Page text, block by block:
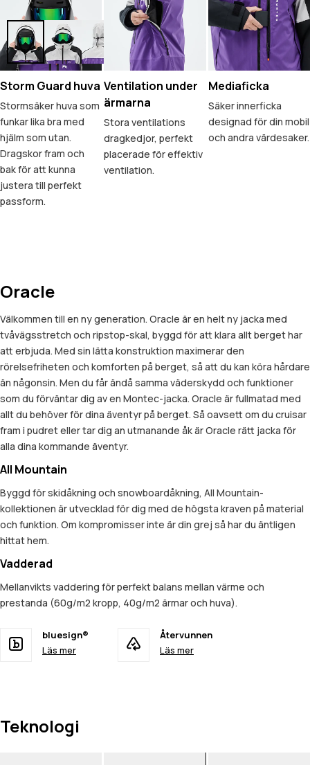
Storm Guard huva
Stormsäker huva som
funkar lika bra med
hjälm som utan.
Dragskor fram och
bak för att kunna
justera till perfekt
passform.
Ventilation under
ärmarna
Stora ventilations
dragkedjor, perfekt
placerade för effektiv
ventilation.
Mediaficka
Säker innerficka
designad för din mobil
och andra värdesaker.
Oracle
Välkommen till en ny generation. Oracle är en helt ny jacka med
tvåvägsstretch och ripstop-skal, byggd för att klara allt berget har
att erbjuda. Med sin lätta konstruktion maximerar den
rörelsefriheten och komforten på berget, så att du kan köra hårdare
än någonsin. Men du får ändå samma väderskydd och funktioner
som du förväntar dig av en Montec-jacka. Oracle är fullmatad med
allt du behöver för dina äventyr på berget. Så oavsett om du cruisar
fram i pudret eller tar dig an utmanande åk är Oracle rätt jacka för
alla dina kommande äventyr.
All Mountain
Byggd för skidåkning och snowboardåkning, All Mountain-
kollektionen är utvecklad för dig med de högsta kraven på material
och funktion. Om kompromisser inte är din grej så har du äntligen
hittat hem.
Vadderad
Mellanvikts vaddering för perfekt balans mellan värme och
prestanda (60g/m2 kropp, 40g/m2 ärmar och huva).
bluesign®
Läs mer
Återvunnen
Läs mer
Teknologi